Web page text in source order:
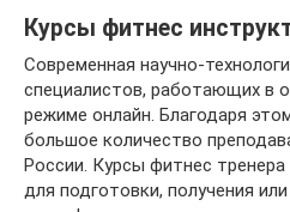
Курсы фитнес
Современная научно-
специалистов, работающих в
режиме онлайн. Благодаря
большое количество
России. Курсы фитнес
для подготовки, получения